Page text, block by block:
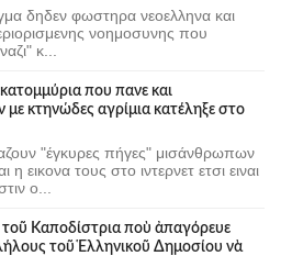
δηδεν φωστηρα νεοελληνα και
νοημοσυνης που
κ...
που πανε και
με κτηνώδες αγρίμια κατέληξε στο
"έγκυρες πήγες" μισάνθρωπων
η εικονα τους στο ιντερνετ ετσι ειναι
ο...
τοῦ Καποδίστρια ποὺ ἀπαγόρευε
τοῦ Ἑλληνικοῦ Δημοσίου νὰ